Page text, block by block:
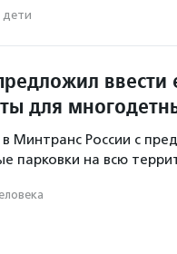
дети
ввести
для
Минтранс России с
парковки на всю